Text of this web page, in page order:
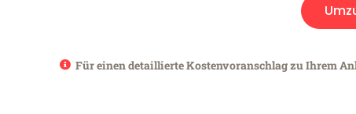
Für einen detaillierte Kostenvoranschlag zu Ihrem